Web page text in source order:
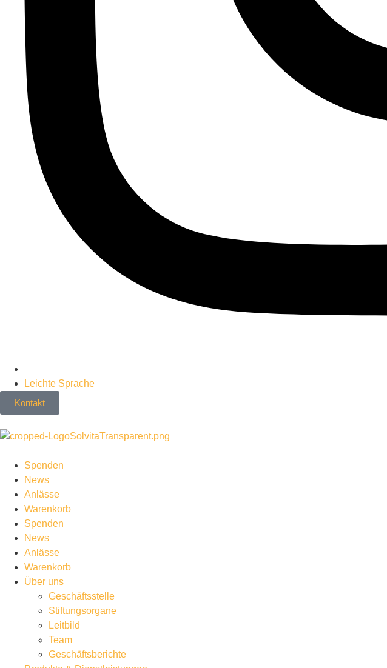
Leichte Sprache
Kontakt
Spenden
News
Anlässe
Warenkorb
Spenden
News
Anlässe
Warenkorb
Über uns
Geschäftsstelle
Stiftungsorgane
Leitbild
Team
Geschäftsberichte